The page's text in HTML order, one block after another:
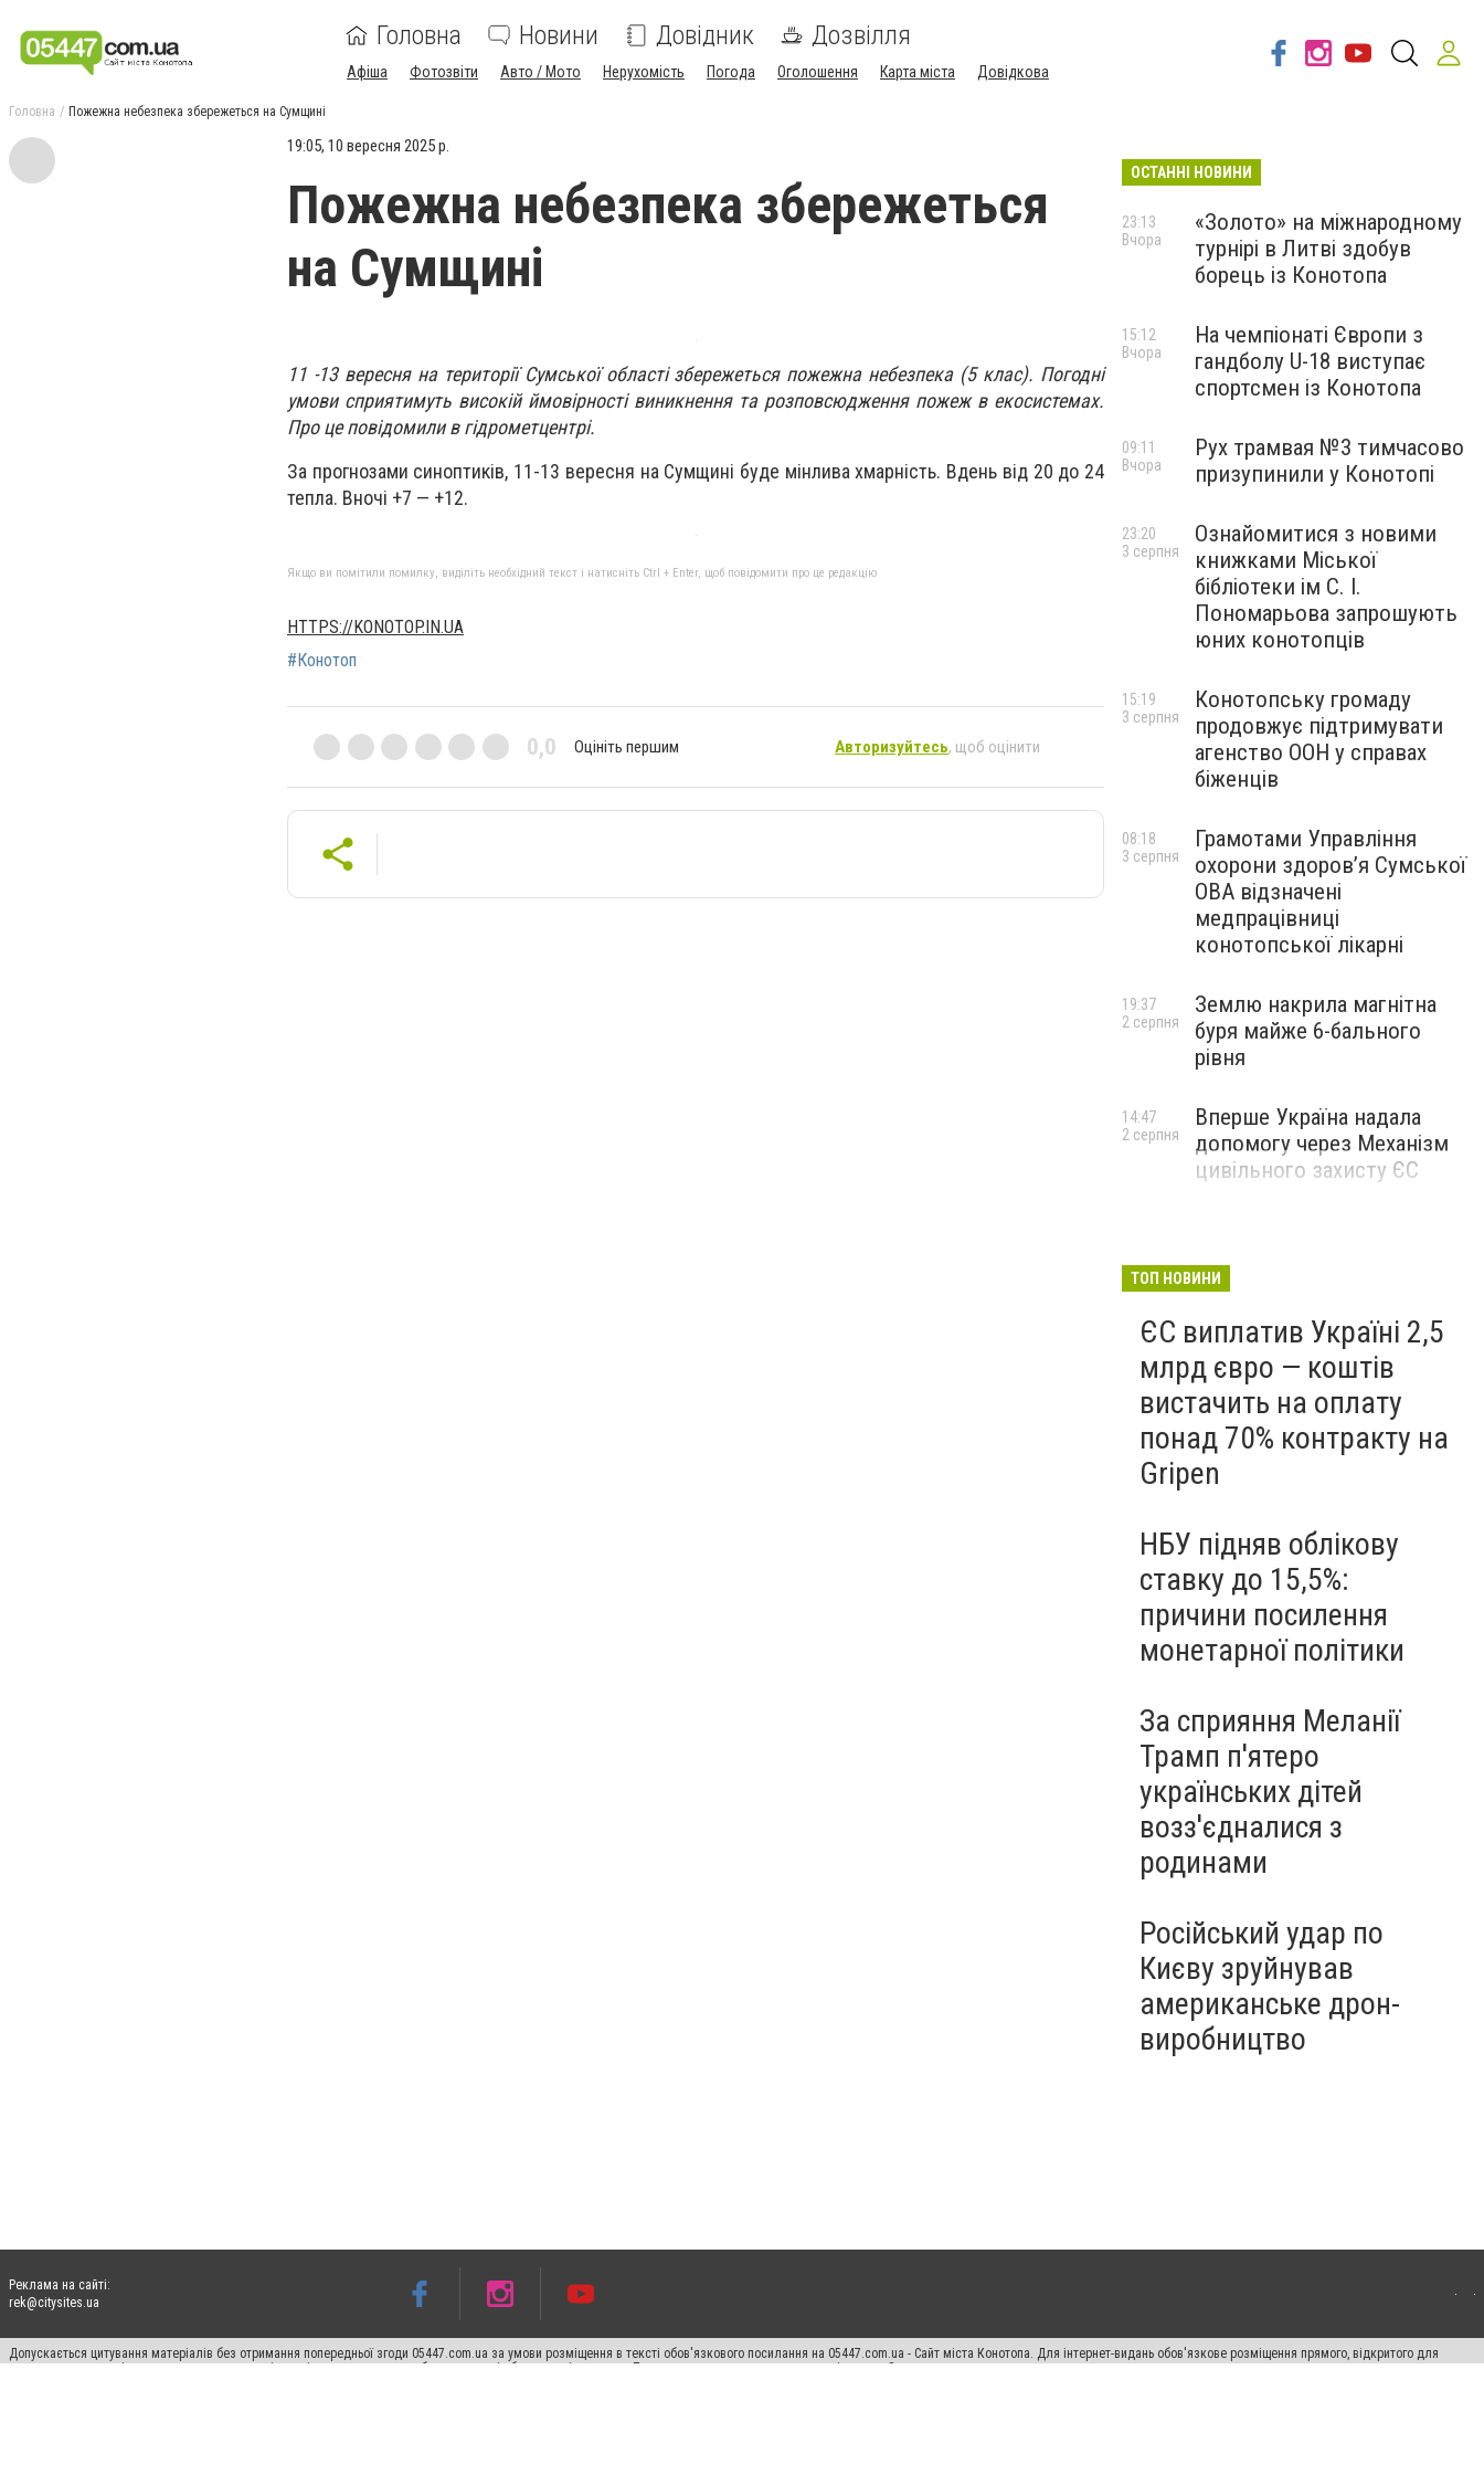
Головна Новини Довідник Дозвілля
Афіша Фотозвіти Авто / Мото Нерухомість Погода Оголошення Карта міста Довідкова
Головна Пожежна небезпека збережеться на Сумщині
19:05, 10 вересня 2025 р.
Пожежна небезпека збережеться
на Сумщині
11 -13 вересня на території Сумської області збережеться пожежна небезпека (5 клас). Погодні
умови сприятимуть високій ймовірності виникнення та розповсюдження пожеж в екосистемах.
Про це повідомили в гідрометцентрі.
За прогнозами синоптиків, 11-13 вересня на Сумщині буде мінлива хмарність. Вдень від 20 до 24
тепла. Вночі +7 — +12.
Якщо ви помітили помилку, виділіть необхідний текст і натисніть Ctrl + Enter, щоб повідомити про це редакцію
HTTPS://KONOTOP.IN.UA
#Конотоп
0,0 Оцініть першим Авторизуйтесь, щоб оцінити
ОСТАННІ НОВИНИ
«Золото» на міжнародному
турнірі в Литві здобув
борець із Конотопа
23:13
Вчора
На чемпіонаті Європи з
гандболу U-18 виступає
спортсмен із Конотопа
15:12
Вчора
Рух трамвая №3 тимчасово
призупинили у Конотопі
09:11
Вчора
Ознайомитися з новими
книжками Міської
бібліотеки ім С. І.
Пономарьова запрошують
юних конотопців
23:20
3 серпня
Конотопську громаду
продовжує підтримувати
агенство ООН у справах
біженців
15:19
3 серпня
Грамотами Управління
охорони здоров’я Сумської
ОВА відзначені
медпрацівниці
конотопської лікарні
08:18
3 серпня
Землю накрила магнітна
буря майже 6-бального
рівня
19:37
2 серпня
Вперше Україна надала
допомогу через Механізм
цивільного захисту ЄС
14:47
2 серпня
ТОП НОВИНИ
ЄС виплатив Україні 2,5
млрд євро — коштів
вистачить на оплату
понад 70% контракту на
Gripen
НБУ підняв облікову
ставку до 15,5%:
причини посилення
монетарної політики
За сприяння Меланії
Трамп п'ятеро
українських дітей
возз'єдналися з
родинами
Російський удар по
Києву зруйнував
американське дрон-
виробництво
Реклама на сайті:
rek@citysites.ua
Допускається цитування матеріалів без отримання попередньої згоди 05447.com.ua за умови розміщення в тексті обов'язкового посилання на 05447.com.ua - Сайт міста Конотопа. Для інтернет-видань обов'язкове розміщення прямого, відкритого для
пошукових систем гіперпосилання на цитовані статті не нижче другого абзацу в тексті або в якості джерела. Порушення виняткових прав переслідується Законом.